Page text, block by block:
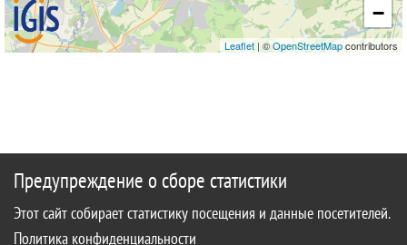
−
Leaflet | ©OpenStreetMapcontributors
Предупреждение о сборе статистики
Этот сайт собирает статистику посещения и данные посетителей.
Политика конфиденциальности